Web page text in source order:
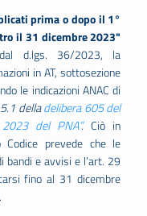
prima o dopo il 1°
il 31 dicembre 2023"
d.lgs. 36/2023, la
in AT, sottosezione
le indicazioni ANAC di
delladelibera 605 del
del PNA”.Ciò in
prevede che le
bandi e avvisi e l’art. 29
fino al 31 dicembre